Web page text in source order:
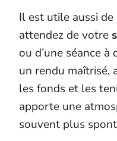
Il est utile aussi
attendez de votre
ou d’une séance
un rendu maîtrisé,
les fonds et les
apporte une
souvent plus